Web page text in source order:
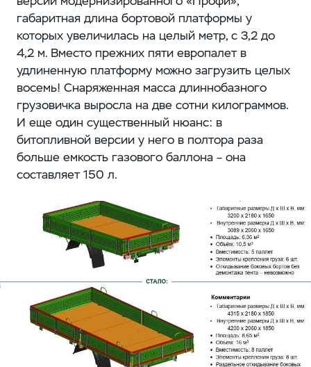
габаритная длина бортовой платформы у
которых увеличилась на целый метр, с 3,2 до
4,2 м. Вместо прежних пяти европалет в
удлиненную платформу можно загрузить целых
восемь! Снаряженная масса длиннобазного
грузовичка выросла на две сотни килограммов.
И еще один существенный нюанс: в
битопливной версии у него в полтора раза
больше емкость газового баллона – она
составляет 150 л.